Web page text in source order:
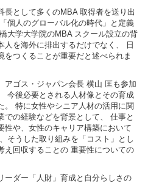
として多くのMBA 取得者を送り出
個人のグローバル化の時代」と定義
大学大学院のMBA スクール設立の背
人を海外に排出するだけでなく、 日
つくることが重要だと述べられま
アゴス・ジャパン会長 横山 匡も参加
今後必要とされる人材像とその育成
。 特に女性やシニア人材の活用に関
での経験などを背景として、 仕事と
性や、女性のキャリア構築において
そうした取り組みを「コスト」とし
え回収することの 重要性についての
ーダー「人財」育成と自分らしさの